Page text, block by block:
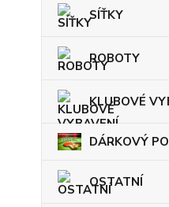
SÍŤKY
ROBOTY
KLUBOVÉ
DÁRKOVÝ
OSTATNÍ